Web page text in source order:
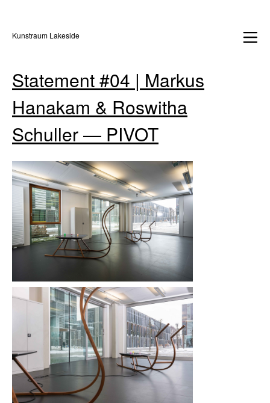
Kunstraum Lakeside
Statement #04 | Markus
Hanakam & Roswitha
Schuller — PIVOT